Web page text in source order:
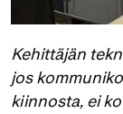
Kehittäjän
jos
kiinnosta, ei